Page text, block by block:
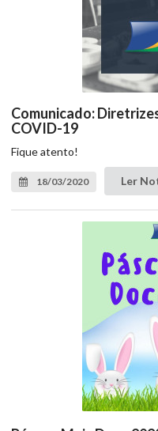
Comunicado:
COVID-19
Fique atento!
18/03/2020 Ler